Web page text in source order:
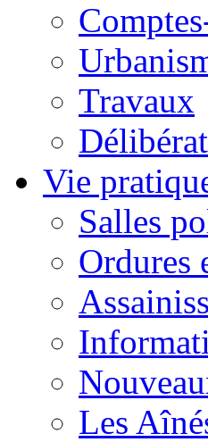
Travaux
Vie
Salles
Ordures
Les